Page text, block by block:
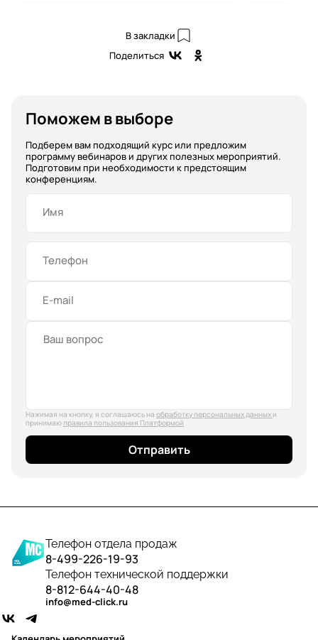
В закладки
Поделиться
Поможем в выборе
Подберем вам подходящий курс или предложим
программу вебинаров и других полезных мероприятий.
Подготовим при необходимости к предстоящим
конференциям.
Имя
Телефон
E-mail
Нажимая на кнопку, я соглашаюсь на обработку персональных данных и
принимаю правила пользования Платформой
Отправить
Телефон отдела продаж
8-499-226-19-93
Телефон технической поддержки
8-812-644-40-48
info@med-click.ru